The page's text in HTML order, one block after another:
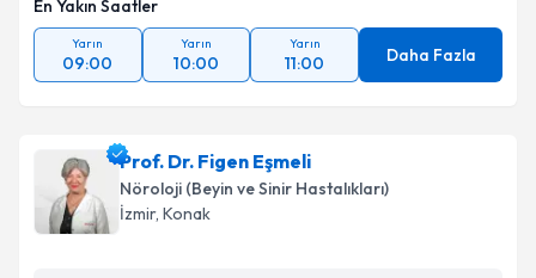
En Yakın Saatler
Yarın
09:00
Yarın
10:00
Yarın
11:00 Daha Fazla
Prof. Dr. Figen Eşmeli
Nöroloji (Beyin ve Sinir Hastalıkları)
İzmir, Konak